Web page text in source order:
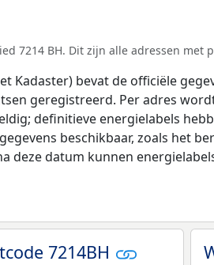
7214 BH. Dit zijn alle adressen met
Kadaster) bevat de officiële
geregistreerd. Per adres
definitieve energielabels
beschikbaar, zoals het
deze datum kunnen
7214BH